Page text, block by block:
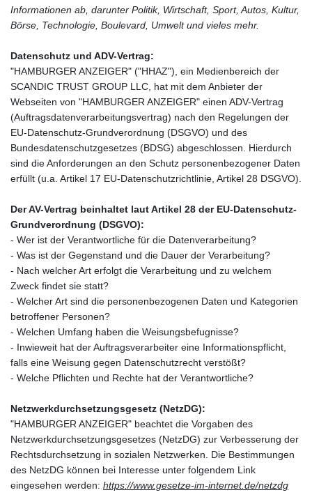
Informationen ab, darunter Politik, Wirtschaft, Sport, Autos, Kultur,
Börse, Technologie, Boulevard, Umwelt und vieles mehr.
Datenschutz und ADV-Vertrag:
"HAMBURGER ANZEIGER" ("HHAZ"), ein Medienbereich der
SCANDIC TRUST GROUP LLC, hat mit dem Anbieter der
Webseiten von "HAMBURGER ANZEIGER" einen ADV-Vertrag
(Auftragsdatenverarbeitungsvertrag) nach den Regelungen der
EU-Datenschutz-Grundverordnung (DSGVO) und des
Bundesdatenschutzgesetzes (BDSG) abgeschlossen. Hierdurch
sind die Anforderungen an den Schutz personenbezogener Daten
erfüllt (u.a. Artikel 17 EU-Datenschutzrichtlinie, Artikel 28 DSGVO).
Der AV-Vertrag beinhaltet laut Artikel 28 der EU-Datenschutz-
Grundverordnung (DSGVO):
- Wer ist der Verantwortliche für die Datenverarbeitung?
- Was ist der Gegenstand und die Dauer der Verarbeitung?
- Nach welcher Art erfolgt die Verarbeitung und zu welchem
Zweck findet sie statt?
- Welcher Art sind die personenbezogenen Daten und Kategorien
betroffener Personen?
- Welchen Umfang haben die Weisungsbefugnisse?
- Inwieweit hat der Auftragsverarbeiter eine Informationspflicht,
falls eine Weisung gegen Datenschutzrecht verstößt?
- Welche Pflichten und Rechte hat der Verantwortliche?
Netzwerkdurchsetzungsgesetz (NetzDG):
"HAMBURGER ANZEIGER" beachtet die Vorgaben des
Netzwerkdurchsetzungsgesetzes (NetzDG) zur Verbesserung der
Rechtsdurchsetzung in sozialen Netzwerken. Die Bestimmungen
des NetzDG können bei Interesse unter folgendem Link
eingesehen werden: https://www.gesetze-im-internet.de/netzdg